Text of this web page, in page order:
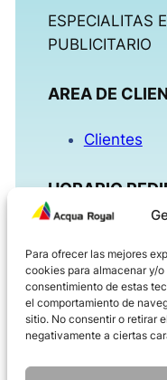
Para ofrecer las mejores
cookies para almacenar y/
consentimiento de estas
el comportamiento de
sitio. No consentir o retirar
negativamente a ciertas
ESPECIALITAS
PUBLICITARIO
AREA DE
Clientes
HORARIO
Tardes
Viernes